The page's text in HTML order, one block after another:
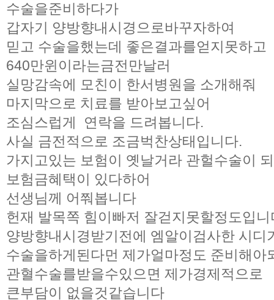
수술을준비하다가
갑자기 양방향내시경으로바꾸자하여
믿고 수술을했는데 좋은결과를얻지못하고
640만윈이라는금전만날러
실망감속에 모친이 한서병원을 소개해줘
마지막으로 치료를 받아보고싶어
조심스럽게 연락을 드려봅니다.
사실 금전적으로 조금벅찬상태입니다.
가지고있는 보험이 옛날거라 관헐수술이
보험금혜택이 있다하어
선생님께 어쭤봅니다
헌재 발목쪽 힘이빠저 잘걷지못할정도입니
양방향내시경받기전에 엠알이검사한 시디
수술을하게된다먼 제가얼마정도 준비해아
관혈수술를받을수있으면 제가경제적으로
큰부담이 없을것같습니다